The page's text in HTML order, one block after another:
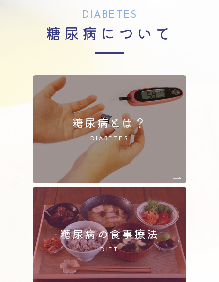
DIABETES
糖尿病について
糖尿病とは？
DIABETES
糖尿病の食事療法
DIET